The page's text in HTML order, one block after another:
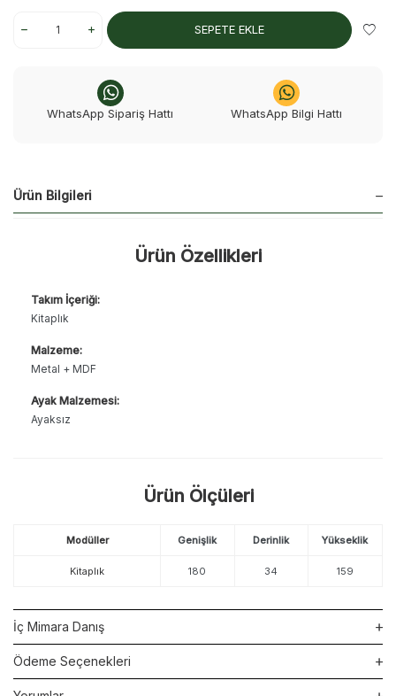
SEPETE EKLE
WhatsApp Sipariş Hattı WhatsApp Bilgi Hattı
Ürün Bilgileri
Ürün Özellikleri
Takım İçeriği:
Kitaplık
Malzeme:
Metal + MDF
Ayak Malzemesi:
Ayaksız
Ürün Ölçüleri
Modüller Genişlik Derinlik Yükseklik
Kitaplık 180 34 159
İç Mimara Danış
Ödeme Seçenekleri